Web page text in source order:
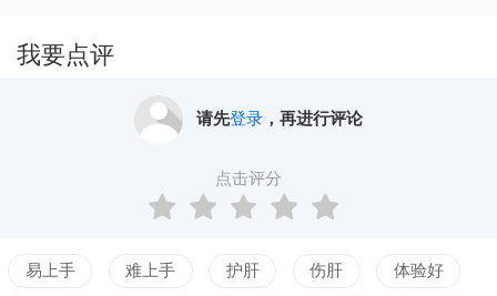
迷雾一日之间吞没了位于帝国西境的贝卢尔省，苍白
蔽，令各地彼此再无音讯。怪物、异象和无名的杀戮
调查团”，以期查明异变的真相。来自各个势力的人们
我要点评
请先登录，再进行评论
点击评分
易上手 难上手 护肝 伤肝 体验好